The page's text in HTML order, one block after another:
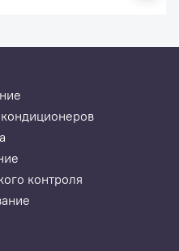
контроля